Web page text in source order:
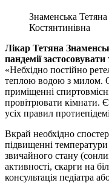
Знаменська Тетяна
Костянтинівна
Лікар Тетяна
пандемії
«Небхідно постійно
теплою водою з милом.
приміщенні
провітрювати кімнати.
усіх правил
Вкрай необхідно
підвищенні температури
звичайного стану
активності, скарги на
консультація педіатра